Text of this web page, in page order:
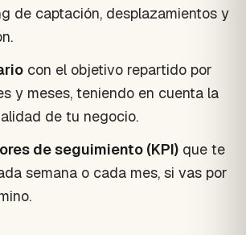
de captación, desplazamientos y
con el objetivo repartido por
y meses, teniendo en cuenta la
de tu negocio.
de seguimiento (KPI) que te
semana o cada mes, si vas por